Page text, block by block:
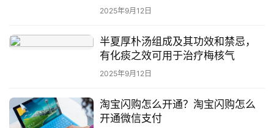
2025年9月12日
半夏厚朴汤组成及其功效和禁忌，
有化痰之效可用于治疗梅核气
2025年9月12日
淘宝闪购怎么开通？淘宝闪购怎么
开通微信支付